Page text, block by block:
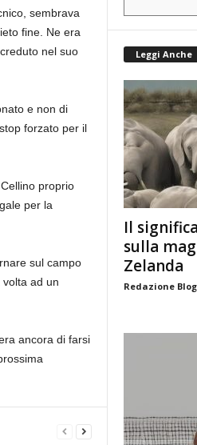
sembrava
fine. Ne era
nel suo
e non di
forzato per il
proprio
per la
sul campo
ad un
ancora di farsi
Leggi Anche
Il
sulla
Zelanda
Redazione